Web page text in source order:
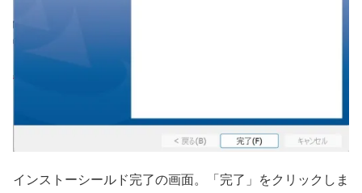
インストーシールド完了の画面。「完了」をクリックしま